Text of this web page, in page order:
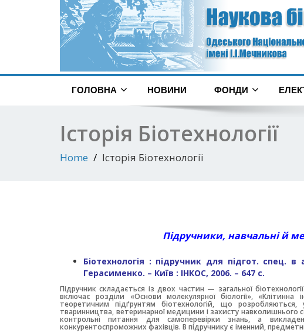
ГОЛОВНА НОВИНИ ФОНДИ
Історія Біотехнології
Home Історія Біотехнології
Підручники, навчальні й
Біотехнологія : підручник для підгот.
Герасименко. – Київ : ІНКОС, 2006. – 647 с.
Підручник складається із двох частин — загальної
включає розділи «Основи молекулярної біології», «Клітинна
теоретичним підґрунтям біотехнологій, що
тваринництва, ветеринарної медицини і захисту навколишнього
контрольні питання для самоперевірки знань, а
конкурентоспроможних фахівців. В підручнику є іменний,